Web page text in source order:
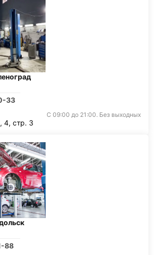
33
С 09:00 до 21:00. Без выходных
4, стр. 3
88